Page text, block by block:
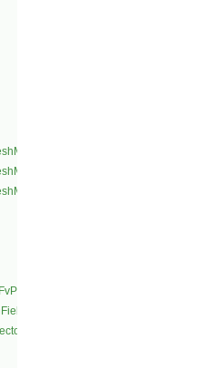
pointMesh >
surfaceMesh >
volMesh >